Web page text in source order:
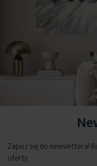
Zapisz się do newslettera!
oferty